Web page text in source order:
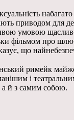
приводом
умовою
фільмом про
що
римейк майже
і
а й з самим собою.